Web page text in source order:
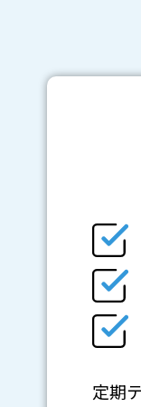
定期